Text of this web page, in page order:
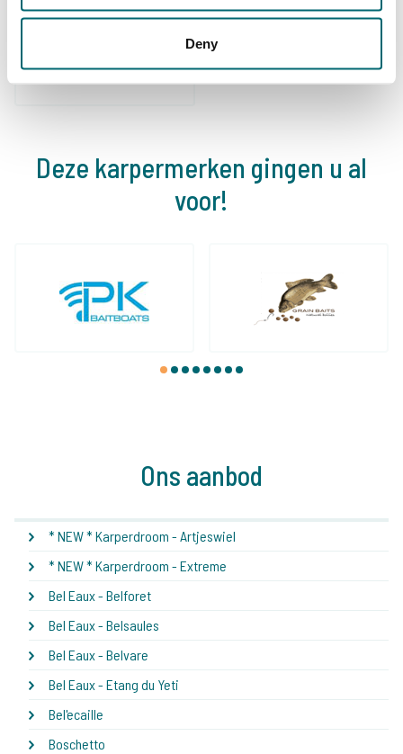
Deny
community
Deze karpermerken gingen u al
voor!
1 2 3 4 5 6 7 8
Ons aanbod
* NEW * Karperdroom - Artjeswiel
* NEW * Karperdroom - Extreme
Bel Eaux - Belforet
Bel Eaux - Belsaules
Bel Eaux - Belvare
Bel Eaux - Etang du Yeti
Bel'ecaille
Boschetto